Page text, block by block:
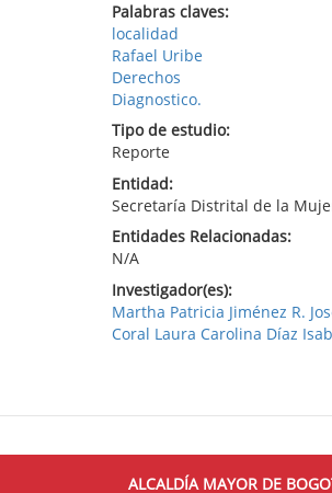
Palabras claves:
localidad
Rafael Uribe
Derechos
Diagnostico.
Tipo de estudio:
Reporte
Entidad:
Secretaría Distrital de la
Entidades Relacionadas:
N/A
Investigador(es):
Martha Patricia Jiménez R.
Coral Laura Carolina Díaz
ALCALDÍA MAYOR DE